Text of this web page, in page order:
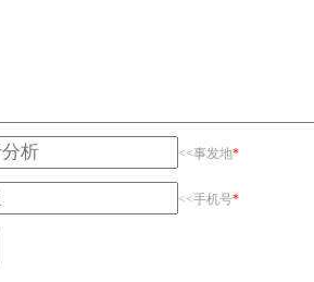
<<事发地*
<<手机号*